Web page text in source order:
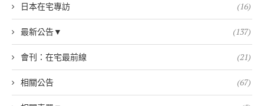
日本在宅專訪 (16)
最新公告▼ (137)
會刊：在宅最前線 (21)
相關公告 (67)